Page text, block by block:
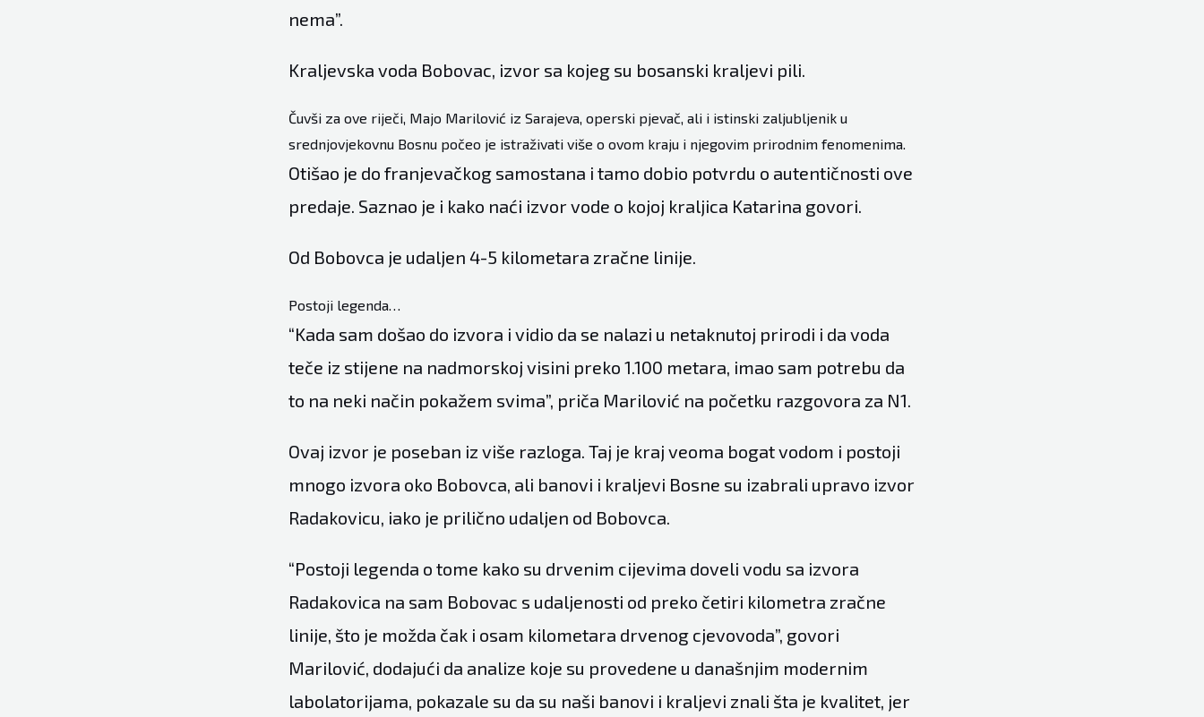
nema”.
Kraljevska voda Bobovac, izvor sa kojeg su bosanski kraljevi pili.
Čuvši za ove riječi, Majo Marilović iz Sarajeva, operski pjevač, ali i istinski zaljubljenik u
srednjovjekovnu Bosnu počeo je istraživati više o ovom kraju i njegovim prirodnim fenomenima.
Otišao je do franjevačkog samostana i tamo dobio potvrdu o autentičnosti ove
predaje. Saznao je i kako naći izvor vode o kojoj kraljica Katarina govori.
Od Bobovca je udaljen 4-5 kilometara zračne linije.
Postoji legenda…
“Kada sam došao do izvora i vidio da se nalazi u netaknutoj prirodi i da voda
teče iz stijene na nadmorskoj visini preko 1.100 metara, imao sam potrebu da
to na neki način pokažem svima”, priča Marilović na početku razgovora za N1.
Ovaj izvor je poseban iz više razloga. Taj je kraj veoma bogat vodom i postoji
mnogo izvora oko Bobovca, ali banovi i kraljevi Bosne su izabrali upravo izvor
Radakovicu, iako je prilično udaljen od Bobovca.
“Postoji legenda o tome kako su drvenim cijevima doveli vodu sa izvora
Radakovica na sam Bobovac s udaljenosti od preko četiri kilometra zračne
linije, što je možda čak i osam kilometara drvenog cjevovoda”, govori
Marilović, dodajući da analize koje su provedene u današnjim modernim
labolatorijama, pokazale su da su naši banovi i kraljevi znali šta je kvalitet, jer